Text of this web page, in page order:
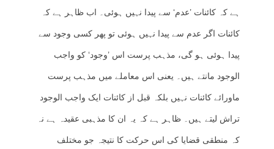
ہے کہ کائنات ’عدم‘ سے پیدا نہیں ہوئی۔ اب ظاہر ہے کہ
کائنات اگر عدم سے پیدا نہیں ہوئی تو پھر کسی وجود سے
پیدا ہوئی ہو گی، مذہب پرست اس ’وجود‘ کو واجب
الوجود مانتے ہیں۔ یعنی اس معاملے میں مذہب پرست
ماورائے کائنات نہیں بلکہ قبل از کائنات ایک واجب الوجود
تراش لیتے ہیں۔ ظاہر ہے کہ یہ ان کا مذہبی عقیدہ ہے نہ
کہ منطقی قضایا کی اس حرکت کا نتیجہ جو مختلف